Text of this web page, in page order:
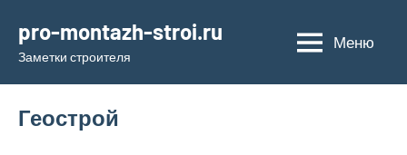
содержимому
pro-montazh-stroi.ru
Заметки строителя
Меню
Геострой